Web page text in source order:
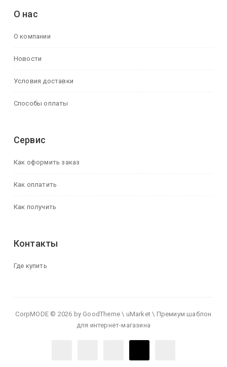
О нас
О компании
Новости
Условия доставки
Способы оплаты
Сервис
Как оформить заказ
Как оплатить
Как получить
Контакты
Где купить
CorpMODE © 2026 by GoodTheme \ uMarket \ Премиум шаблон
для интернет-магазина